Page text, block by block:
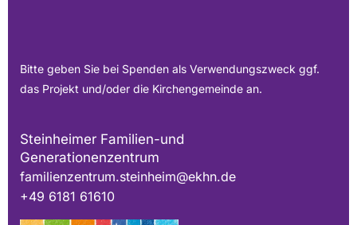
Bitte geben Sie bei Spenden als Verwendungszweck ggf.
das Projekt und/oder die Kirchengemeinde an.
Steinheimer Familien-und
Generationenzentrum
familienzentrum.steinheim@ekhn.de
+49 6181 61610